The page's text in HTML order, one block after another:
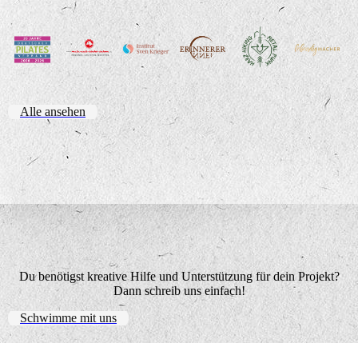
Alle ansehen
Du benötigst kreative Hilfe und Unterstützung für dein Projekt?
Dann schreib uns einfach!
Schwimme mit uns